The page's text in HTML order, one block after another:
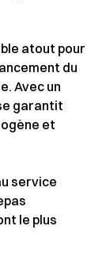
atout pour
du
Avec un
garantit
et
service
le plus